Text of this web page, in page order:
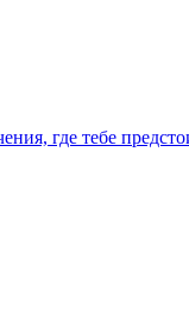
где тебе